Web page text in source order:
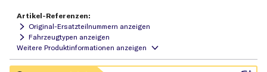
Artikel-Referenzen:
Original-Ersatzteilnummern anzeigen
Fahrzeugtypen anzeigen